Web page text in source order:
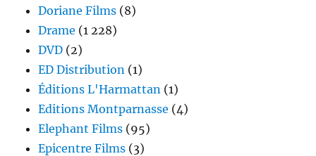
Doriane Films (8)
Drame (1 228)
DVD (2)
ED Distribution (1)
Éditions L'Harmattan (1)
Editions Montparnasse (4)
Elephant Films (95)
Epicentre Films (3)